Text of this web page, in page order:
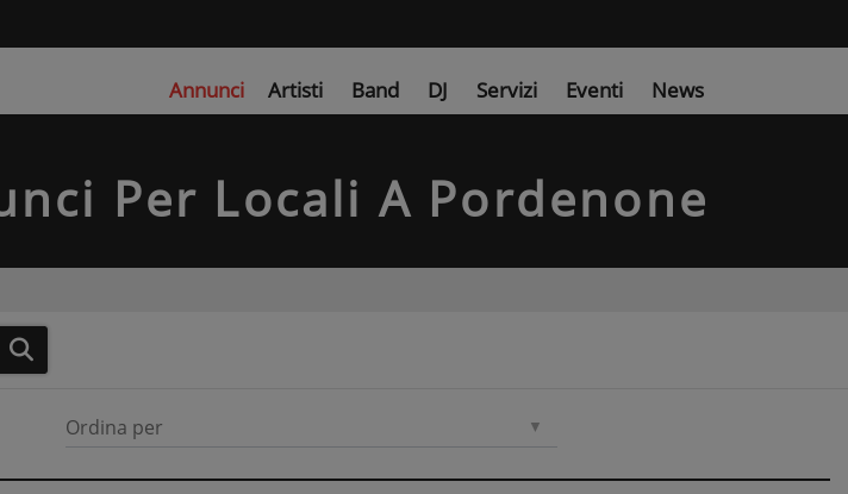
Annunci Artisti Band DJ Servizi Eventi News
Per Locali A Pordenone
Ordina per